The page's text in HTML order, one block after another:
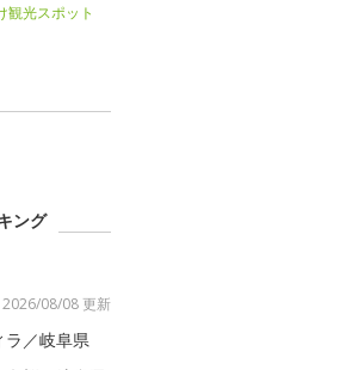
観光スポット
ング
2026/08/08 更新
ラ／岐阜県